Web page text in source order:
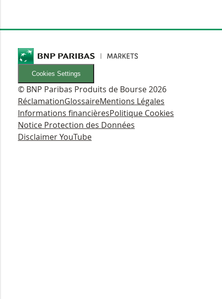
Cookies Settings
© BNP Paribas Produits de Bourse 2026
RéclamationGlossaireMentions Légales
Informations financièresPolitique Cookies
Notice Protection des Données
Disclaimer YouTube